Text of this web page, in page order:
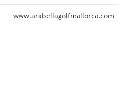
www.arabellagolfmallorca.com